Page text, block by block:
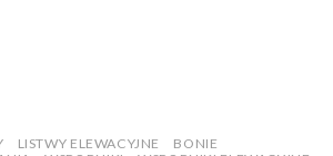
LISTWY ELEWACYJNE
BONIE